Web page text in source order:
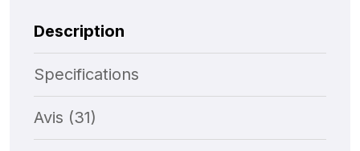
Description
Specifications
Avis (31)